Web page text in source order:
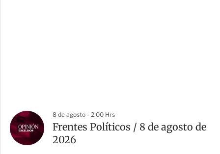
8 de agosto - 2:00 Hrs
Frentes Políticos / 8 de agosto de
2026